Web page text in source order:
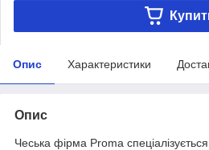
Опис Характеристики
Опис
Чеська фірма Proma